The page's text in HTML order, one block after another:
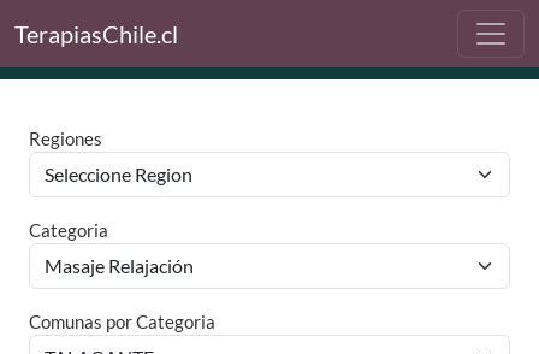
TerapiasChile.cl
Regiones
Categoria
Comunas por Categoria